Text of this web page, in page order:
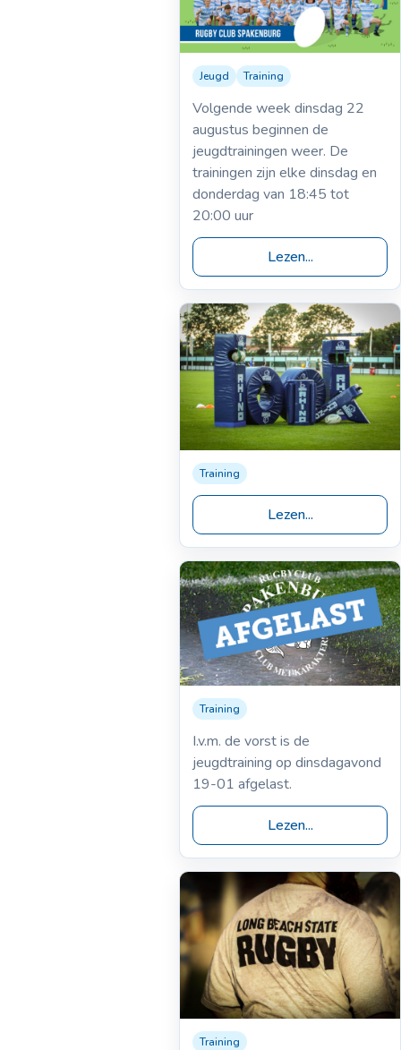
17-08-2017
Jeugdtraining
Jeugd Training
Volgende week dinsdag 22
augustus beginnen de
jeugdtrainingen weer. De
trainingen zijn elke dinsdag en
donderdag van 18:45 tot
20:00 uur
Lezen...
Nieuwe
kussens
Rhino
Training
Lezen...
Jeugdtraining dinsdag
19-01 afgelast
Training
I.v.m. de vorst is de
jeugdtraining op dinsdagavond
19-01 afgelast.
Lezen...
Training